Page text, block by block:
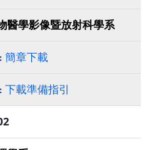
醫學影像暨放射科學系
簡章下載
下載準備指引